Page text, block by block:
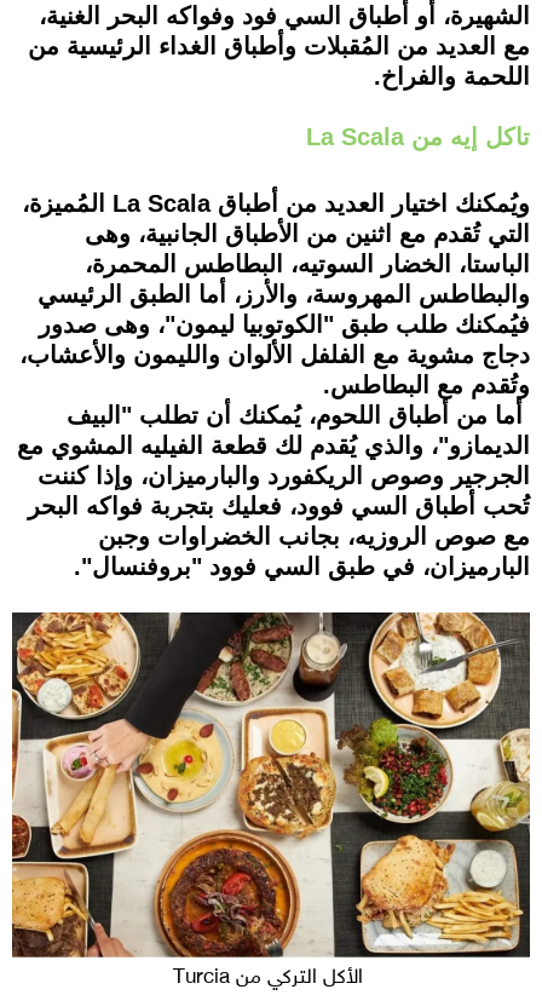
الشهيرة، أو أطباق السي فود وفواكه البحر الغنية،
مع العديد من المُقبلات وأطباق الغداء الرئيسية من
اللحمة والفراخ.
تاكل إيه من La Scala
ويُمكنك اختيار العديد من أطباق La Scala المُميزة،
التي تُقدم مع اثنين من الأطباق الجانبية، وهى
الباستا، الخضار السوتيه، البطاطس المحمرة،
والبطاطس المهروسة، والأرز، أما الطبق الرئيسي
فيُمكنك طلب طبق "الكوتوبيا ليمون"، وهى صدور
دجاج مشوية مع الفلفل الألوان والليمون والأعشاب،
وتُقدم مع البطاطس.
أما من أطباق اللحوم، يُمكنك أن تطلب "البيف
الديمازو"، والذي يُقدم لك قطعة الفيليه المشوي مع
الجرجير وصوص الريكفورد والبارميزان، وإذا كننت
تُحب أطباق السي فوود، فعليك بتجربة فواكه البحر
مع صوص الروزيه، بجانب الخضراوات وجبن
البارميزان، في طبق السي فوود "بروفنسال".
الأكل التركي من Turcia